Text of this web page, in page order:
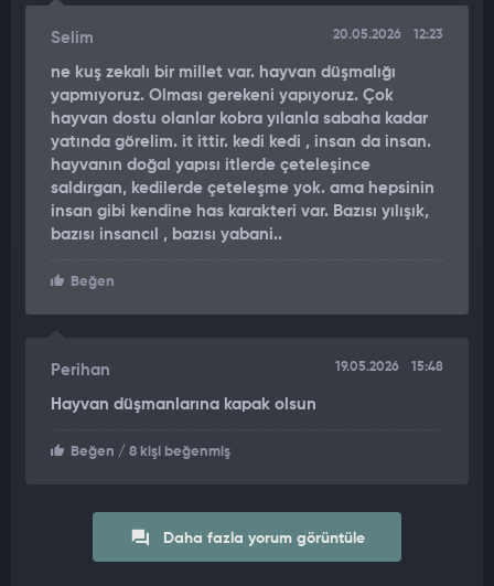
geldik. Kollarımı açtığımda birden boynuma atladı. O günden
sonra kollarımı her açtığımda gelip boynuma sarılmaya
başladı. Bu anları ilk olarak anneme göstermek istedim.
Güvenlik kamerasından ekran kaydı alıp birleştirerek sanal
medyaya yükledim. Görüntüler beklemediğim kadar çok
yayıldı. Şu an Hollanda'dan makale yazmak için ulaşanlar,
İsviçre'den arayıp 'Bir kedi nasıl böyle davranabiliyor' diye
soranlar var. Şimdi bu güzel tepkilerle uğraşıyorum" diye
Selim 20.05.2026 12:23
ne kuş zekalı bir millet var. hayvan düşmalığı
yapmıyoruz. Olması gerekeni yapıyoruz. Çok
hayvan dostu olanlar kobra yılanla sabaha kadar
yatında görelim. it ittir. kedi kedi , insan da insan.
hayvanın doğal yapısı itlerde çeteleşince
saldırgan, kedilerde çeteleşme yok. ama hepsinin
insan gibi kendine has karakteri var. Bazısı yılışık,
bazısı insancıl , bazısı yabani..
Beğen
Perihan 19.05.2026 15:48
Hayvan düşmanlarına kapak olsun
Beğen / 8 kişi beğenmiş
Daha fazla yorum görüntüle